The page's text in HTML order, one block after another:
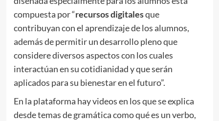
compuesta por “recursos digitalesque
contribuyan con el aprendizaje de los alumnos,
además de permitir un desarrollo pleno que
considere diversos aspectos con los cuales
interactúan en su cotidianidad y que serán
aplicados para su bienestar en el futuro”.
En la plataforma hay videos en los que se explica
desde temas de gramática como qué es un verbo,